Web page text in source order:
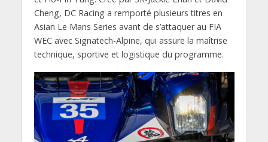
Cheng, DC Racing a remporté plusieurs titres en
Asian Le Mans Series avant de s’attaquer au FIA
WEC avec Signatech-Alpine, qui assure la maîtrise
technique, sportive et logistique du programme.